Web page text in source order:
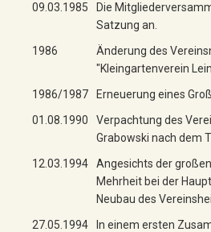
09.03.1985
Die
Satzung an.
1986
Änderung des
"Kleingartenverein
1986/1987
Erneuerung eines
01.08.1990
Verpachtung des
Grabowski nach dem
12.03.1994
Angesichts der
Mehrheit bei der
Neubau des
27.05.1994
In einem ersten